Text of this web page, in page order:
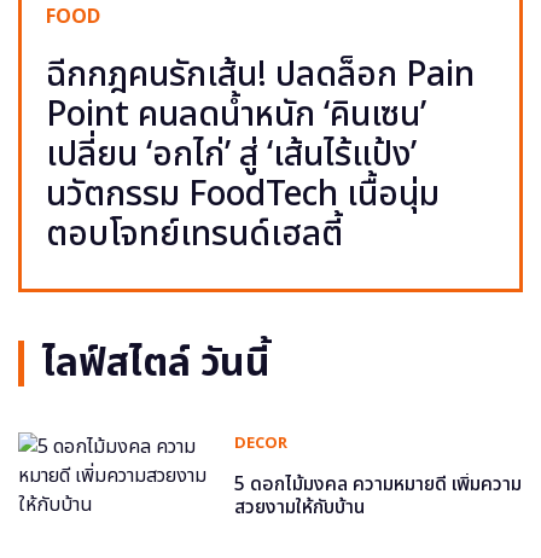
FOOD
ฉีกกฎคนรักเส้น! ปลดล็อก Pain
Point คนลดน้ำหนัก ‘คินเซน’
เปลี่ยน ‘อกไก่’ สู่ ‘เส้นไร้แป้ง’
นวัตกรรม FoodTech เนื้อนุ่ม
ตอบโจทย์เทรนด์เฮลตี้
ไลฟ์สไตล์ วันนี้
DECOR
5 ดอกไม้มงคล ความหมายดี เพิ่มความ
สวยงามให้กับบ้าน